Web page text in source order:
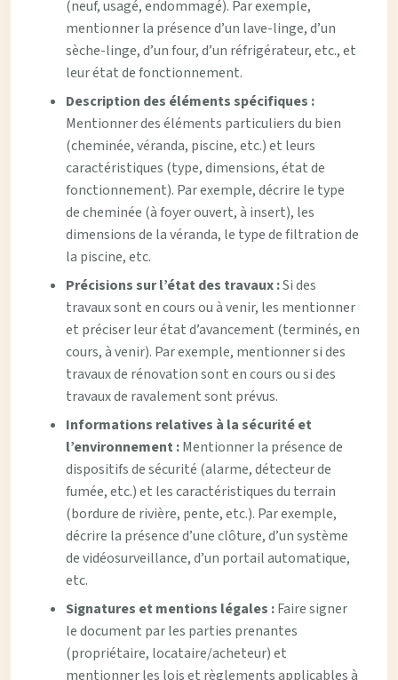
(neuf, usagé, endommagé). Par exemple,
mentionner la présence d’un lave-linge, d’un
sèche-linge, d’un four, d’un réfrigérateur, etc., et
leur état de fonctionnement.
Description des éléments spécifiques :
Mentionner des éléments particuliers du bien
(cheminée, véranda, piscine, etc.) et leurs
caractéristiques (type, dimensions, état de
fonctionnement). Par exemple, décrire le type
de cheminée (à foyer ouvert, à insert), les
dimensions de la véranda, le type de filtration de
la piscine, etc.
Précisions sur l’état des travaux :Si des
travaux sont en cours ou à venir, les mentionner
et préciser leur état d’avancement (terminés, en
cours, à venir). Par exemple, mentionner si des
travaux de rénovation sont en cours ou si des
travaux de ravalement sont prévus.
Informations relatives à la sécurité et
l’environnement :Mentionner la présence de
dispositifs de sécurité (alarme, détecteur de
fumée, etc.) et les caractéristiques du terrain
(bordure de rivière, pente, etc.). Par exemple,
décrire la présence d’une clôture, d’un système
de vidéosurveillance, d’un portail automatique,
etc.
Signatures et mentions légales :Faire signer
le document par les parties prenantes
(propriétaire, locataire/acheteur) et
mentionner les lois et règlements applicables à